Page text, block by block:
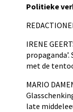
Politieke
IRENE
met de
MARIO
late